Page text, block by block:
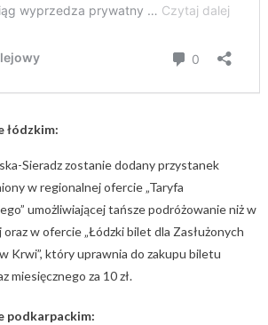
łódzkim:
Sieradz zostanie dodany przystanek
w regionalnej ofercie „Taryfa
umożliwiającej tańsze podróżowanie niż w
w ofercie „Łódzki bilet dla Zasłużonych
Krwi”, który uprawnia do zakupu biletu
miesięcznego za 10 zł.
podkarpackim: